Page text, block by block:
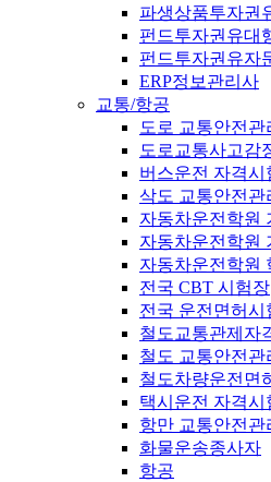
파생상품투자권
펀드투자권유대
펀드투자권유자
ERP정보관리사
교통/항공
도로 교통안전관
도로교통사고감
버스운전 자격시
삭도 교통안전관
자동차운전학원
자동차운전학원
자동차운전학원
전국 CBT 시험장
전국 운전면허시
철도교통관제자
철도 교통안전관
철도차량운전면
택시운전 자격시
항만 교통안전관
화물운송종사자
항공